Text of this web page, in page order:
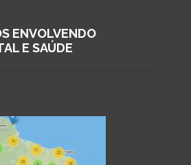
ENVOLVENDO
E SAÚDE